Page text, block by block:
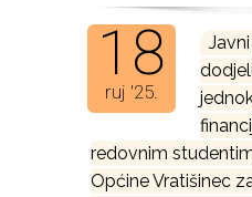
18
ruj '25.
redovnim
Općine Vratišinec